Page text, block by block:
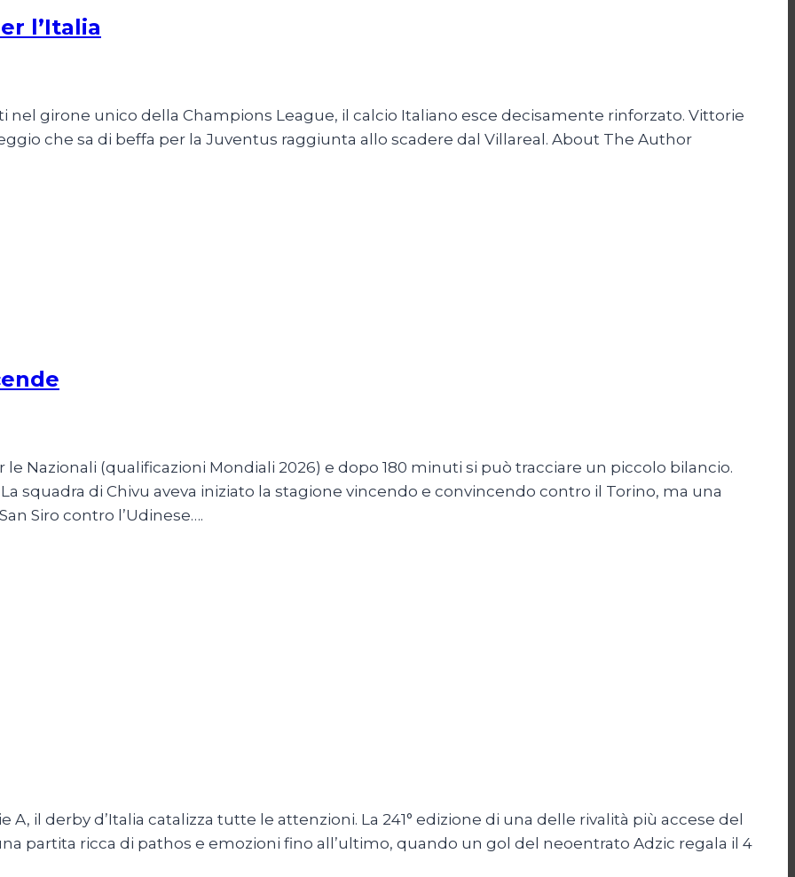
l’Italia
girone unico della Champions League, il calcio Italiano esce decisamente rinforzato. Vittorie
che sa di beffa per la Juventus raggiunta allo scadere dal Villareal. About The Author
le Nazionali (qualificazioni Mondiali 2026) e dopo 180 minuti si può tracciare un piccolo bilancio.
squadra di Chivu aveva iniziato la stagione vincendo e convincendo contro il Torino, ma una
Siro contro l’Udinese….
il derby d’Italia catalizza tutte le attenzioni. La 241° edizione di una delle rivalità più accese del
partita ricca di pathos e emozioni fino all’ultimo, quando un gol del neoentrato Adzic regala il 4